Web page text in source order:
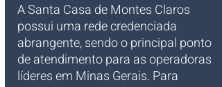
A Santa Casa de Montes Claros
possui uma rede credenciada
abrangente, sendo o principal ponto
de atendimento para as operadoras
líderes em Minas Gerais. Para